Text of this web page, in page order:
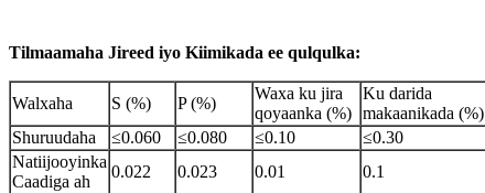
Tilmaamaha Jireed iyo Kiimikada ee qulqulka:
Walxaha S (%) P (%)
Waxa ku jira
qoyaanka (%)
Ku darida
makaanikada (%)
Shuruudaha
≤0.060 ≤0.080 ≤0.10
≤0.30
Natiijooyinka
Caadiga ah
0.022 0.023 0.01 0.1